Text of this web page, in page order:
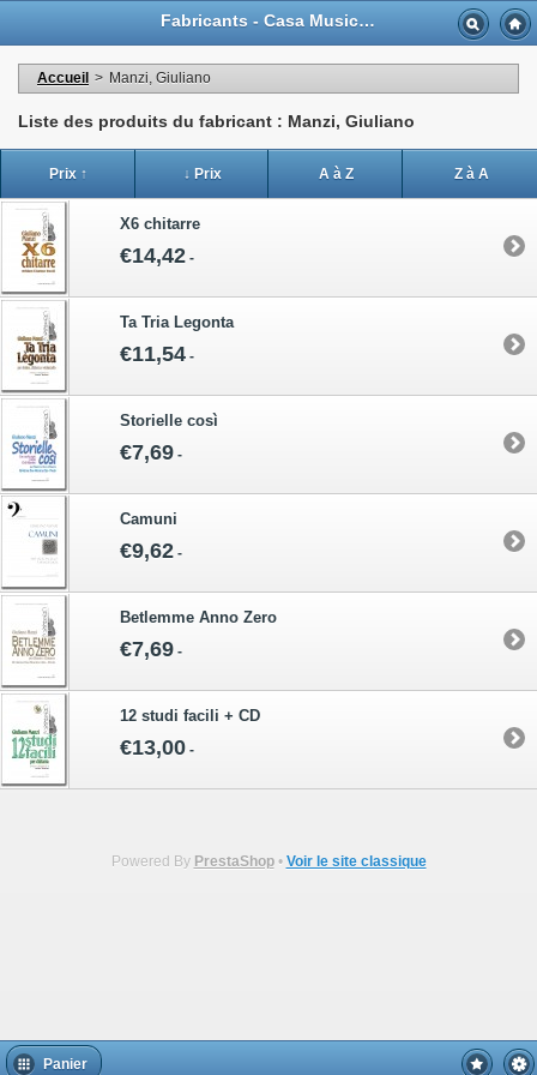
Fabricants - Casa Musicale Eco
Accueil > Manzi, Giuliano
Liste des produits du fabricant : Manzi, Giuliano
Prix ↑ ↓ Prix A à Z Z à A
X6 chitarre
€14,42 -
Ta Tria Legonta
€11,54 -
Storielle così
€7,69 -
Camuni
€9,62 -
Betlemme Anno Zero
€7,69 -
12 studi facili + CD
€13,00 -
Powered By PrestaShop• Voir le site classique
Panier